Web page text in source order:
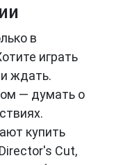
в
играть
ждать.
— думать о
купить
Cut,